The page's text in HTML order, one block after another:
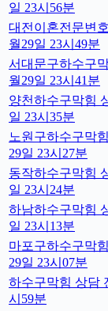
일 23시56분
대전이혼전문변
월29일 23시49분
서대문구하수구
월29일 23시41분
양천하수구막힘
일 23시35분
노원구하수구막
29일 23시27분
동작하수구막힘
일 23시24분
하남하수구막힘
일 23시13분
마포구하수구막
29일 23시07분
하수구막힘 상담
시59분